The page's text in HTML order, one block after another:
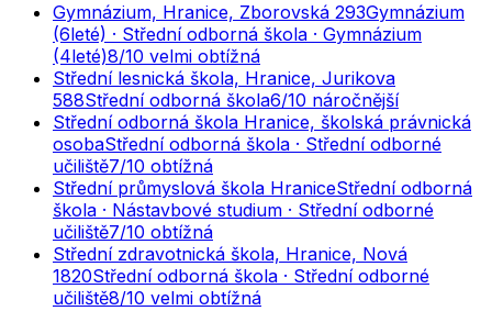
Gymnázium, Hranice, Zborovská 293Gymnázium
(6leté) · Střední odborná škola · Gymnázium
(4leté)8/10 velmi obtížná
Střední lesnická škola, Hranice, Jurikova
588Střední odborná škola6/10 náročnější
Střední odborná škola Hranice, školská právnická
osobaStřední odborná škola · Střední odborné
učiliště7/10 obtížná
Střední průmyslová škola HraniceStřední odborná
škola · Nástavbové studium · Střední odborné
učiliště7/10 obtížná
Střední zdravotnická škola, Hranice, Nová
1820Střední odborná škola · Střední odborné
učiliště8/10 velmi obtížná